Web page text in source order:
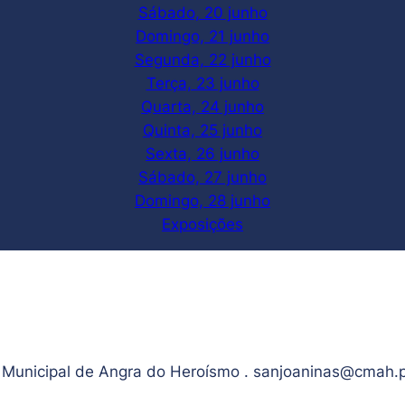
Sábado, 20 junho
Domingo, 21 junho
Segunda, 22 junho
Terça, 23 junho
Quarta, 24 junho
Quinta, 25 junho
Sexta, 26 junho
Sábado, 27 junho
Domingo, 28 junho
Exposições
de Angra do Heroísmo .